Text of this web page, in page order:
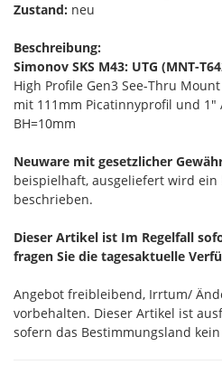
Zustand: neu
Beschreibung:
Simonov SKS M43: UTG (MNT-
High Profile Gen3 See-Thru
mit 111mm Picatinnyprofil und
BH=10mm
Neuware mit gesetzlicher
beispielhaft, ausgeliefert wird
beschrieben.
Dieser Artikel ist Im Regelfall
fragen Sie die tagesaktuelle
Angebot freibleibend, Irrtum/
vorbehalten. Dieser Artikel ist
sofern das Bestimmungsland